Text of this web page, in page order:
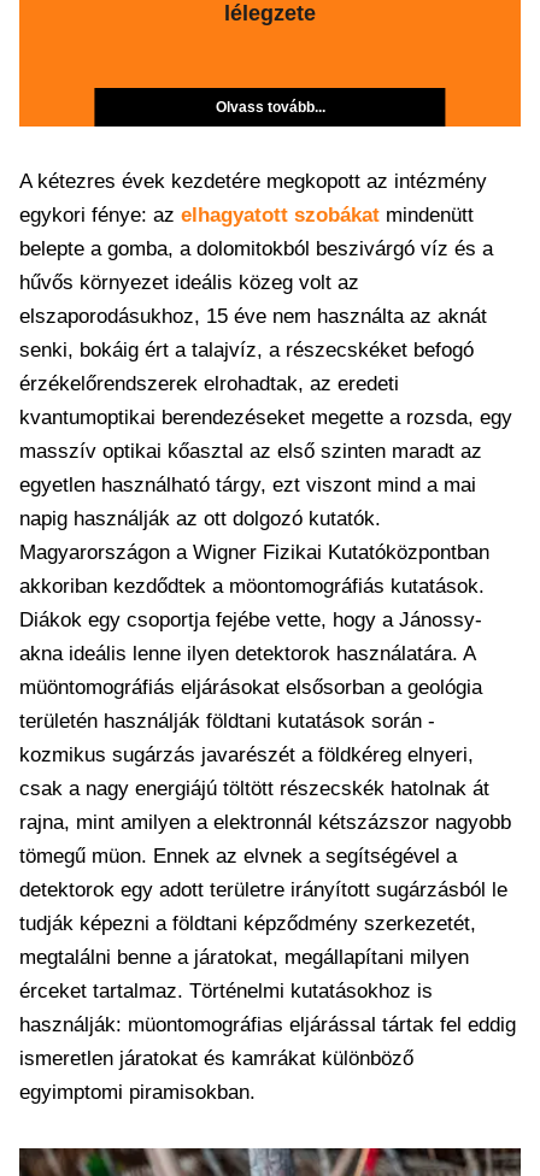
lélegzete
Olvass tovább...
A kétezres évek kezdetére megkopott az intézmény
egykori fénye: az elhagyatott szobákat mindenütt
belepte a gomba, a dolomitokból beszivárgó víz és a
hűvős környezet ideális közeg volt az
elszaporodásukhoz, 15 éve nem használta az aknát
senki, bokáig ért a talajvíz, a részecskéket befogó
érzékelőrendszerek elrohadtak, az eredeti
kvantumoptikai berendezéseket megette a rozsda, egy
masszív optikai kőasztal az első szinten maradt az
egyetlen használható tárgy, ezt viszont mind a mai
napig használják az ott dolgozó kutatók.
Magyarországon a Wigner Fizikai Kutatóközpontban
akkoriban kezdődtek a möontomográfiás kutatások.
Diákok egy csoportja fejébe vette, hogy a Jánossy-
akna ideális lenne ilyen detektorok használatára. A
müöntomográfiás eljárásokat elsősorban a geológia
területén használják földtani kutatások során -
kozmikus sugárzás javarészét a földkéreg elnyeri,
csak a nagy energiájú töltött részecskék hatolnak át
rajna, mint amilyen a elektronnál kétszázszor nagyobb
tömegű müon. Ennek az elvnek a segítségével a
detektorok egy adott területre irányított sugárzásból le
tudják képezni a földtani képződmény szerkezetét,
megtalálni benne a járatokat, megállapítani milyen
érceket tartalmaz. Történelmi kutatásokhoz is
használják: müontomográfias eljárással tártak fel eddig
ismeretlen járatokat és kamrákat különböző
egyimptomi piramisokban.